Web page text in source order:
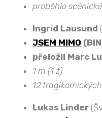
proběhlo
Ingrid Lausund
JSEM MIMO
přeložil Marc
1 m (1 ž)
12
Lukas Linder